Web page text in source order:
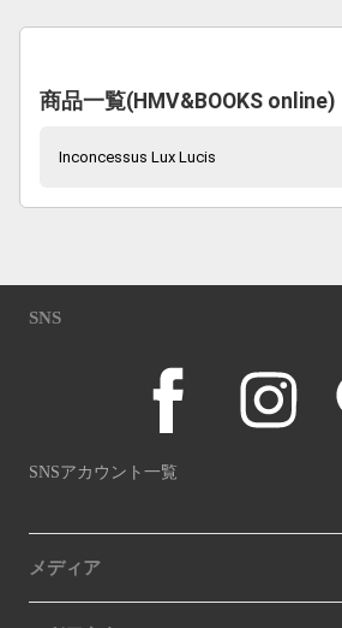
商品一覧(HMV&BOOKS online)
Inconcessus Lux Lucis
SNS
SNSアカウント一覧
メディア